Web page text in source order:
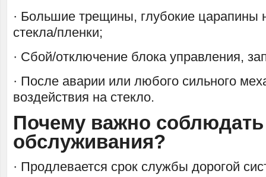
· Большие трещины, глубокие царапины
стекла/пленки;
· Сбой/отключение блока управления,
· После аварии или любого сильного
воздействия на стекло.
Почему важно соблюдать
обслуживания?
· Продлевается срок службы дорогой